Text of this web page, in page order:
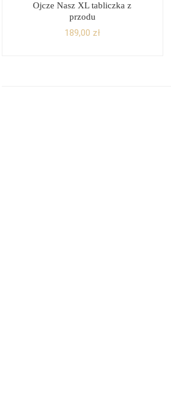
Ojcze Nasz XL tabliczka z
przodu
189,00 zł